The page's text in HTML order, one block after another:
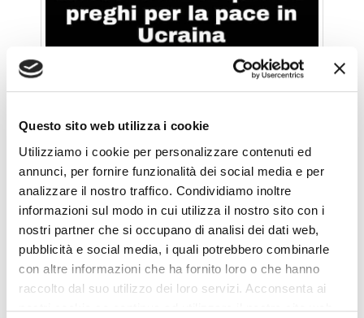
Questo sito web utilizza i cookie
Utilizziamo i cookie per personalizzare contenuti ed
annunci, per fornire funzionalità dei social media e per
analizzare il nostro traffico. Condividiamo inoltre
informazioni sul modo in cui utilizza il nostro sito con i
nostri partner che si occupano di analisi dei dati web,
pubblicità e social media, i quali potrebbero combinarle
con altre informazioni che ha fornito loro o che hanno
raccolto dal suo utilizzo dei loro servizi. Acconsenta ai
nostri cookie se continua ad utilizzare il nostro sito web.
I DUE PESI E LE DUE MISURE POLITICAMENTE